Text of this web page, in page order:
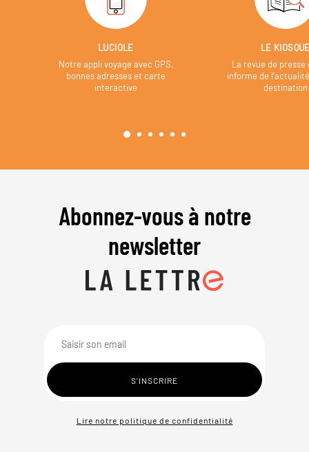
LUCIOLE
Notre appli voyage avec GPS,
bonnes adresses et carte
interactive
LE
La revue de presse
informe de
destination
Abonnez-vous à notre
newsletter
Lire notre politique de confidentialité